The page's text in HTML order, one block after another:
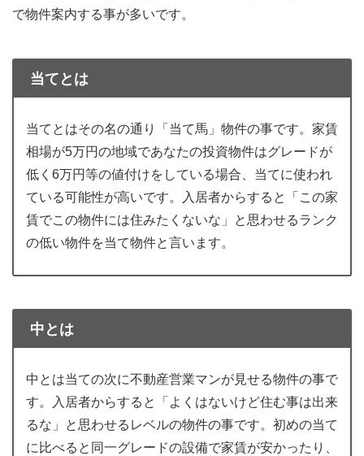
で物件案内する事が多いです。
当てとは
当てとはその名の通り「当て馬」物件の事です。家賃
相場が5万円の地域であなたの投資物件はグレードが
低く6万円等の値付けをしている場合、当てに使われ
ている可能性が高いです。入居者からすると「この家
賃でこの物件には住みたくないな」と思わせるランク
の低い物件を当て物件と言います。
中とは
中とは当ての次に不動産営業マンが見せる物件の事で
す。入居者からすると「よくはないけど住む事は出来
るな」と思わせるレベルの物件の事です。初めの当て
に比べると同一グレードの設備で家賃が安かったり、